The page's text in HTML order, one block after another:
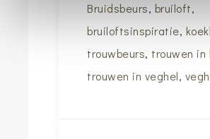
Bruidsbeurs, bruiloft,
bruiloftsinspiratie,
trouwbeurs, trouwen in
trouwen in veghel,